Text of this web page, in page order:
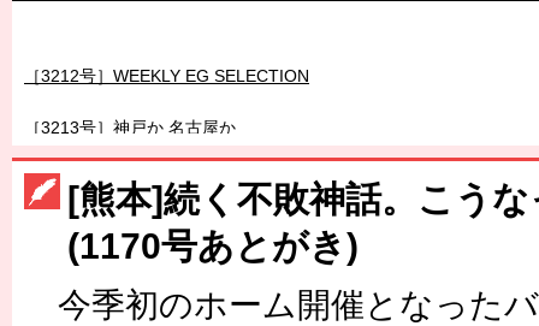
［3212号］WEEKLY EG SELECTION
［3213号］神戸か 名古屋か
［3214号］WEST制覇
［3215号］WEEKLY EG SELECTION
［3216号］行く末占うラストワン
[熊本]続く不敗神話。こう
(1170号あとがき)
今季初のホーム開催となった